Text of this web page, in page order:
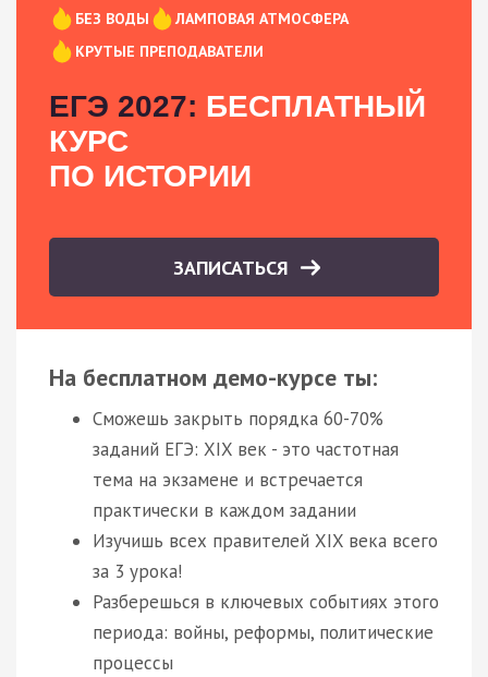
БЕЗ ВОДЫ
ЛАМПОВАЯ АТМОСФЕРА
КРУТЫЕ ПРЕПОДАВАТЕЛИ
ЕГЭ 2027: БЕСПЛАТНЫЙ
КУРС
ПО ИСТОРИИ
ЗАПИСАТЬСЯ
На бесплатном демо-курсе ты:
Сможешь закрыть порядка 60-70%
заданий ЕГЭ: XIX век - это частотная
тема на экзамене и встречается
практически в каждом задании
Изучишь всех правителей XIX века всего
за 3 урока!
Разберешься в ключевых событиях этого
периода: войны, реформы, политические
процессы